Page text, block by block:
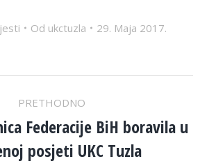
Od ukctuzla 29. Maja 2017.
PRETHODNO
Previous
post:
Federacije BiH boravila u
posjeti UKC Tuzla